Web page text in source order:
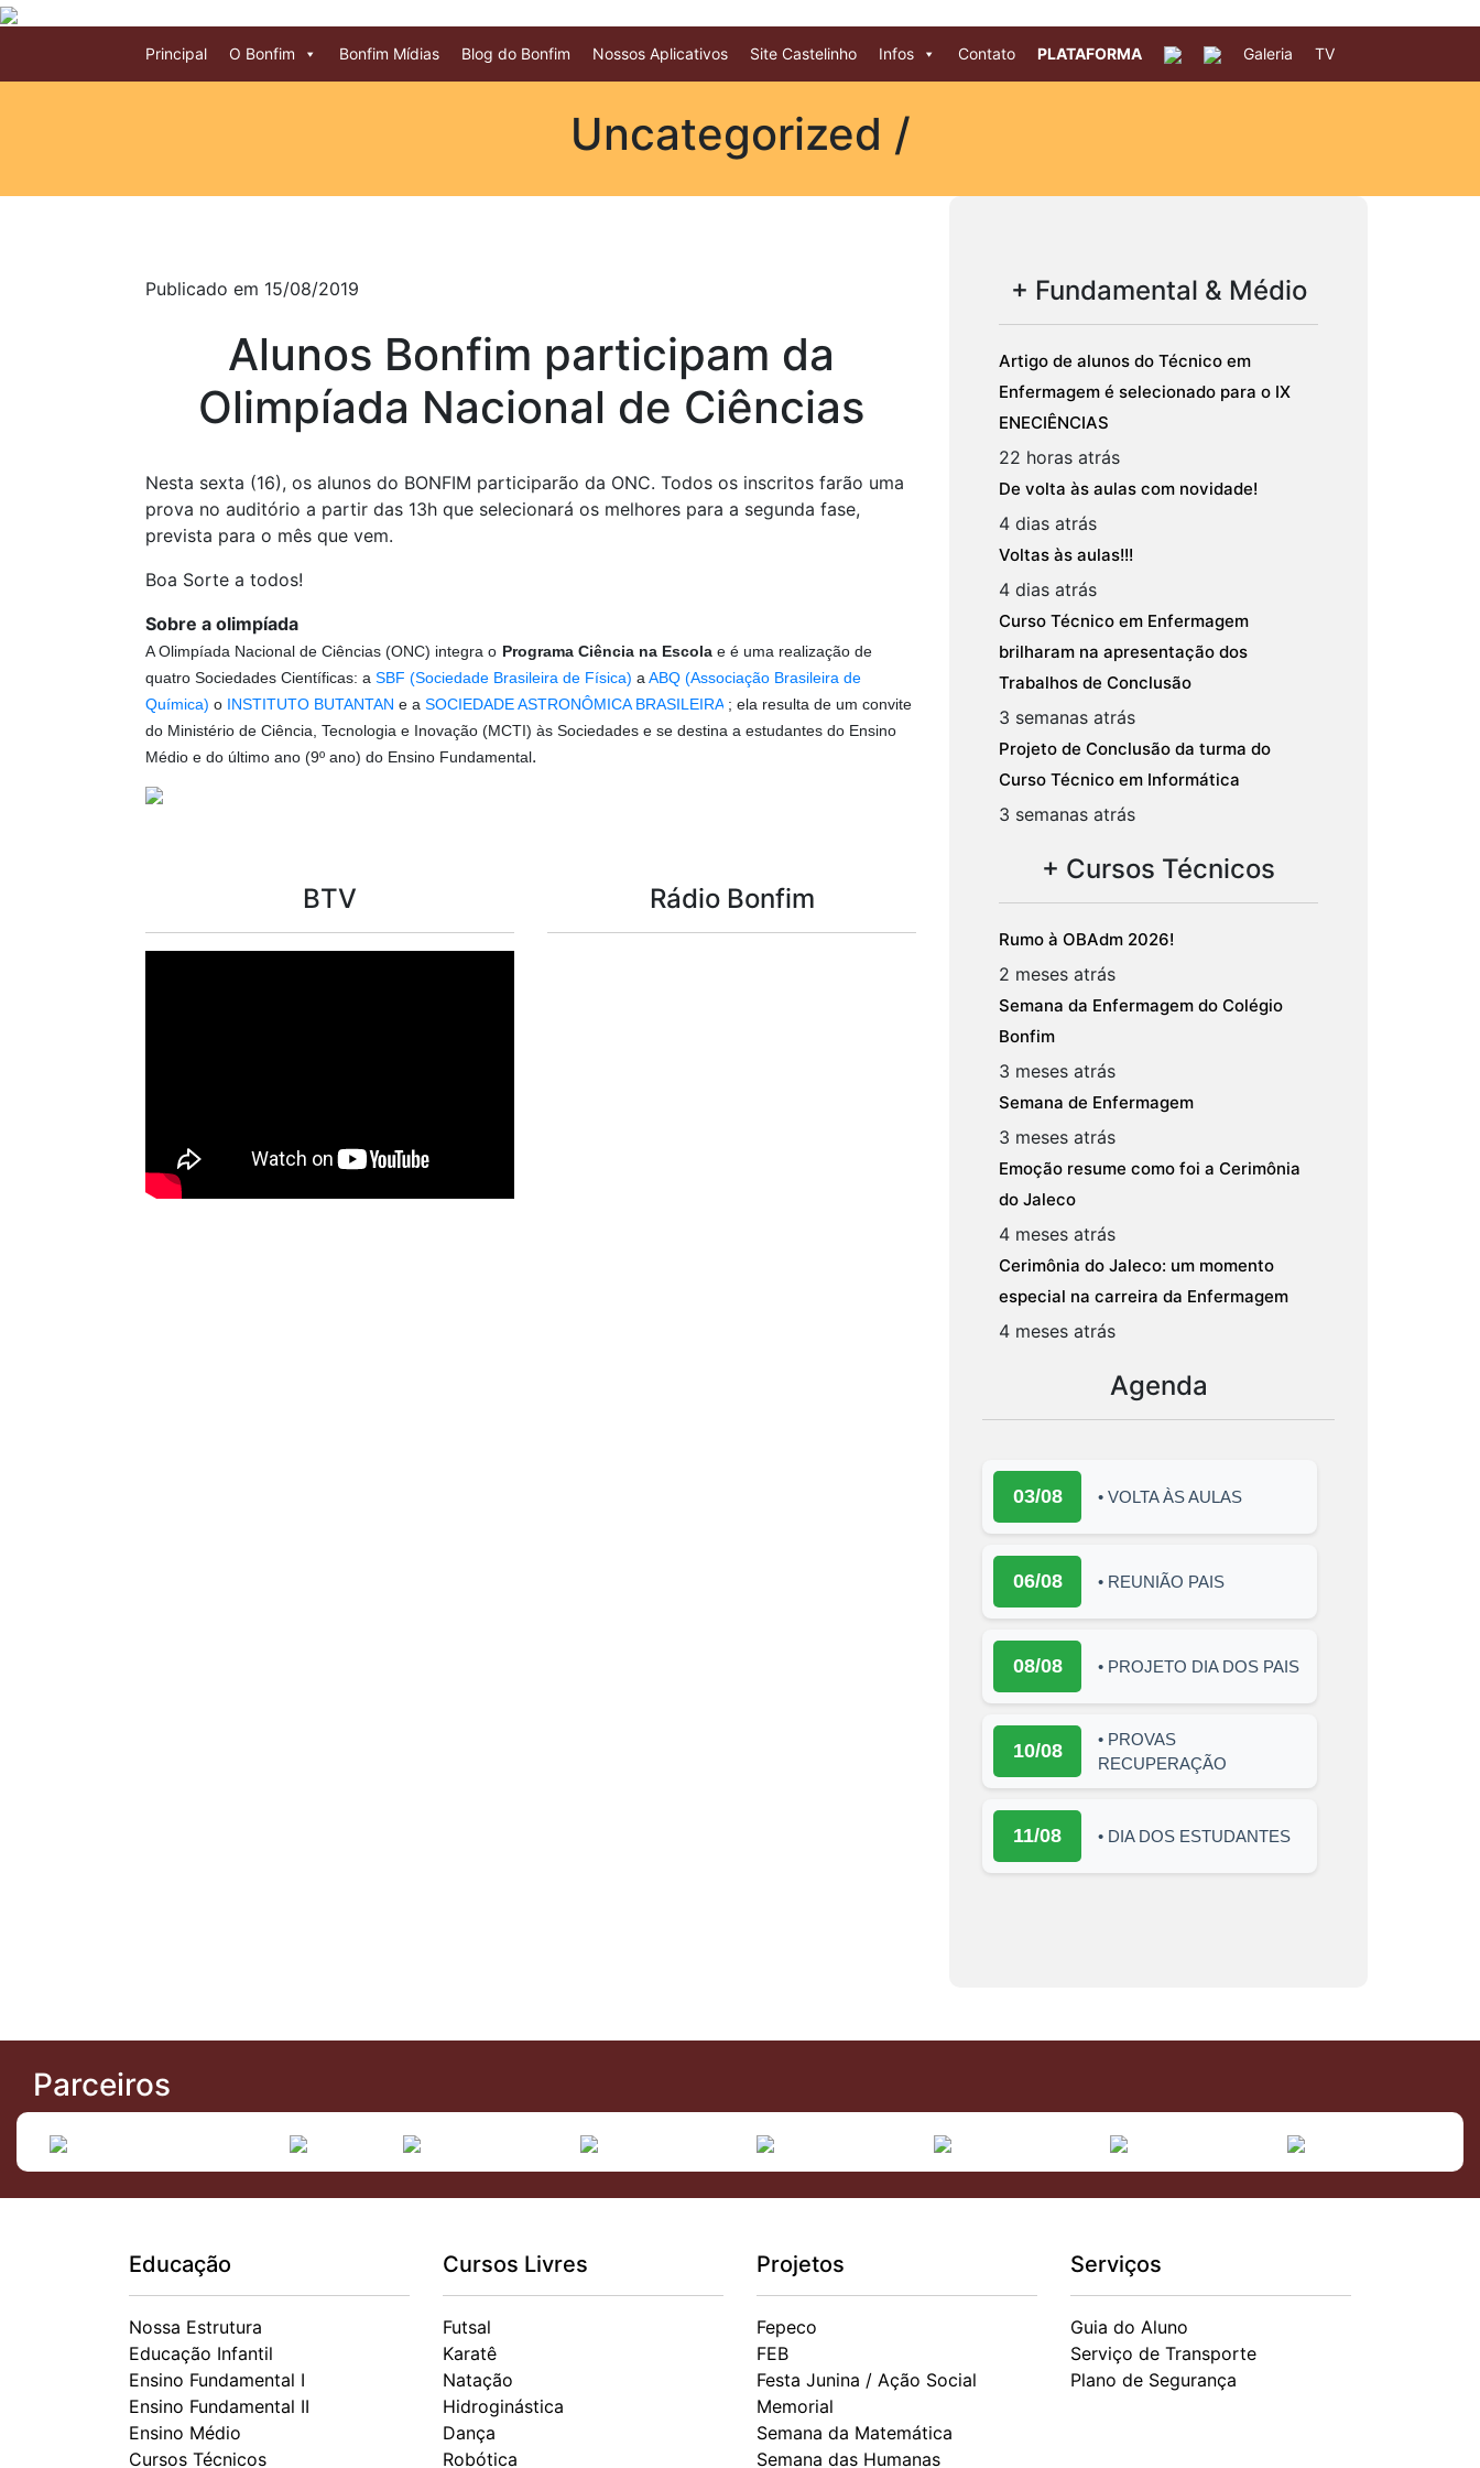
Principal O Bonfim Bonfim Mídias Blog do Bonfim Nossos Aplicativos Site Castelinho Infos Contato PLATAFORMA Galeria TV
Uncategorized /
Publicado em 15/08/2019
Alunos Bonfim participam da
Olimpíada Nacional de Ciências
Nesta sexta (16), os alunos do BONFIM participarão da ONC. Todos os inscritos farão uma
prova no auditório a partir das 13h que selecionará os melhores para a segunda fase,
prevista para o mês que vem.
Boa Sorte a todos!
Sobre a olimpíada
A Olimpíada Nacional de Ciências (ONC) integra o Programa Ciência na Escola e é uma realização de
quatro Sociedades Científicas: a SBF (Sociedade Brasileira de Física) a ABQ (Associação Brasileira de
Química) o INSTITUTO BUTANTAN e a SOCIEDADE ASTRONÔMICA BRASILEIRA ; ela resulta de um convite
do Ministério de Ciência, Tecnologia e Inovação (MCTI) às Sociedades e se destina a estudantes do Ensino
Médio e do último ano (9º ano) do Ensino Fundamental.
BTV Rádio Bonfim
+ Fundamental & Médio
Artigo de alunos do Técnico em
Enfermagem é selecionado para o IX
ENECIÊNCIAS
22 horas atrás
De volta às aulas com novidade!
4 dias atrás
Voltas às aulas!!!
4 dias atrás
Curso Técnico em Enfermagem
brilharam na apresentação dos
Trabalhos de Conclusão
3 semanas atrás
Projeto de Conclusão da turma do
Curso Técnico em Informática
3 semanas atrás
+ Cursos Técnicos
Rumo à OBAdm 2026!
2 meses atrás
Semana da Enfermagem do Colégio
Bonfim
3 meses atrás
Semana de Enfermagem
3 meses atrás
Emoção resume como foi a Cerimônia
do Jaleco
4 meses atrás
Cerimônia do Jaleco: um momento
especial na carreira da Enfermagem
4 meses atrás
Agenda
03/08 • VOLTA ÀS AULAS
06/08 • REUNIÃO PAIS
08/08 • PROJETO DIA DOS PAIS
10/08
• PROVAS
RECUPERAÇÃO
11/08 • DIA DOS ESTUDANTES
Parceiros
Educação
Nossa Estrutura
Educação Infantil
Ensino Fundamental I
Ensino Fundamental II
Ensino Médio
Cursos Técnicos
Cursos Livres
Futsal
Karatê
Natação
Hidroginástica
Dança
Robótica
Projetos
Fepeco
FEB
Festa Junina / Ação Social
Memorial
Semana da Matemática
Semana das Humanas
Serviços
Guia do Aluno
Serviço de Transporte
Plano de Segurança